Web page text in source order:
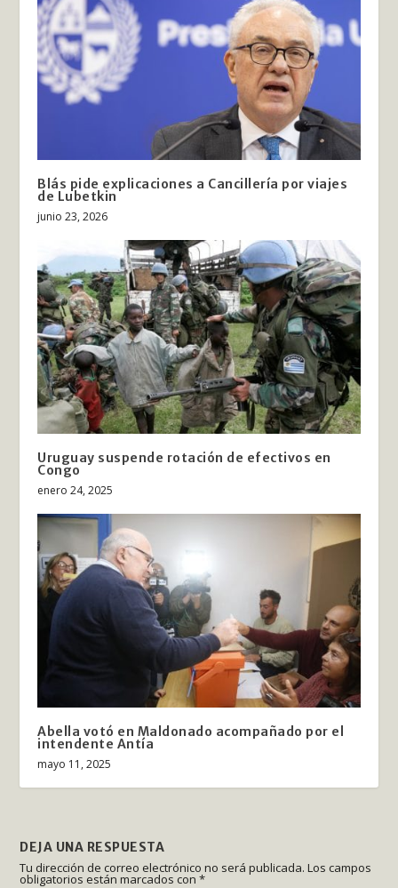
Blás pide explicaciones a Cancillería por viajes
de Lubetkin
junio 23, 2026
Uruguay suspende rotación de efectivos en
Congo
enero 24, 2025
Abella votó en Maldonado acompañado por el
intendente Antía
mayo 11, 2025
DEJA UNA RESPUESTA
Tu dirección de correo electrónico no será publicada. Los campos
obligatorios están marcados con*